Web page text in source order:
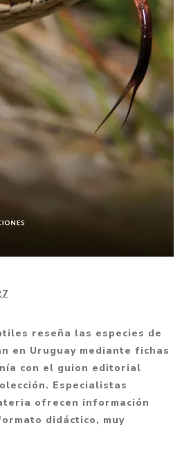
reseña las especies de
en Uruguay mediante fichas
con el guion editorial
Especialistas
ofrecen información
didáctico, muy